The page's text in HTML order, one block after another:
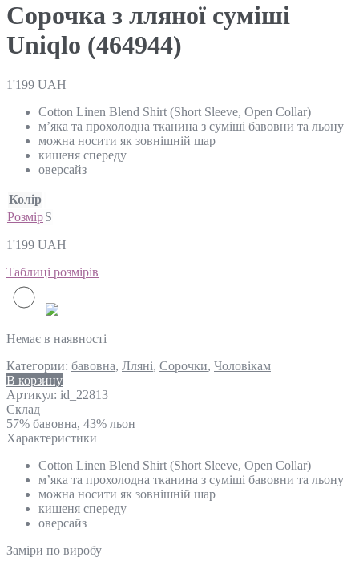
Сорочка з лляної суміші
Uniqlo (464944)
1'199 UAH
Cotton Linen Blend Shirt (Short Sleeve, Open Collar)
м’яка та прохолодна тканина з суміші бавовни та льону
можна носити як зовнішній шар
кишеня спереду
оверсайз
Колір
РозмірS
1'199 UAH
Таблиці розмірів
Немає в наявності
Категории: бавовна, Лляні, Сорочки, Чоловікам
В корзину
Артикул: id_22813
Склад
57% бавовна, 43% льон
Характеристики
Cotton Linen Blend Shirt (Short Sleeve, Open Collar)
м’яка та прохолодна тканина з суміші бавовни та льону
можна носити як зовнішній шар
кишеня спереду
оверсайз
Замiри по виробу